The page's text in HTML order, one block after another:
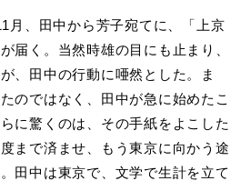
月、田中から芳子宛てに、「上京
届く。当然時雄の目にも止まり、
、田中の行動に唖然とした。ま
のではなく、田中が急に始めたこ
に驚くのは、その手紙をよこした
まで済ませ、もう東京に向かう途
田中は東京で、文学で生計を立て